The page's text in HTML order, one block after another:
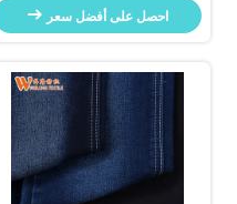
احصل على أفضل سعر